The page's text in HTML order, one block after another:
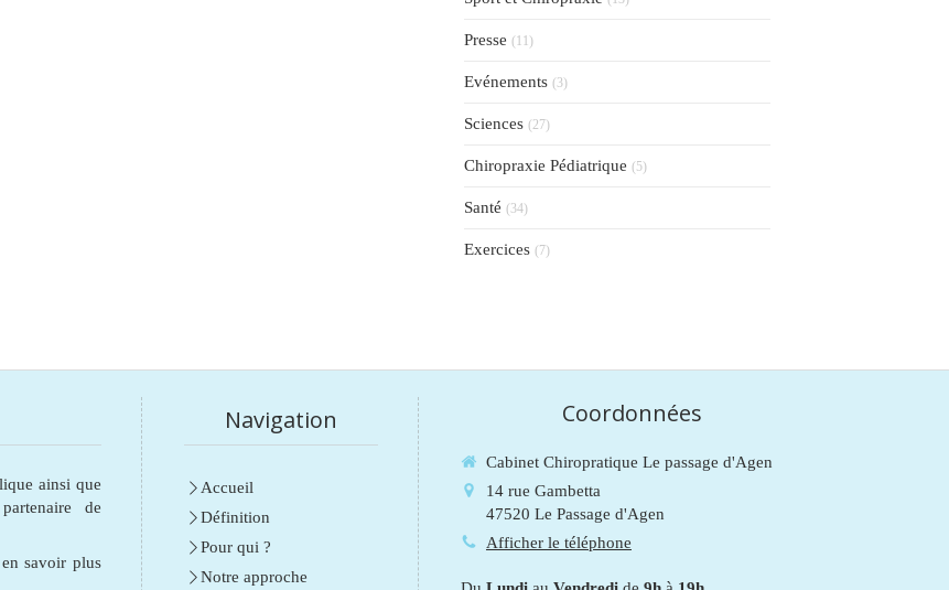
Presse (11)
Evénements (3)
Sciences (27)
Chiropraxie Pédiatrique (5)
Santé (34)
Exercices (7)
ainsi que
de
savoir plus
Navigation
Accueil
Définition
Pour qui ?
Notre approche
Coordonnées
Cabinet Chiropratique Le passage d'Agen
14 rue Gambetta
47520 Le Passage d'Agen
Afficher le téléphone